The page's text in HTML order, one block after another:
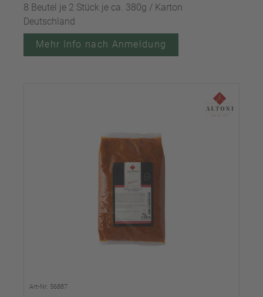
8 Beutel je 2 Stück je ca. 380g / Karton
Deutschland
Mehr Info nach Anmeldung
Art-Nr. 56887